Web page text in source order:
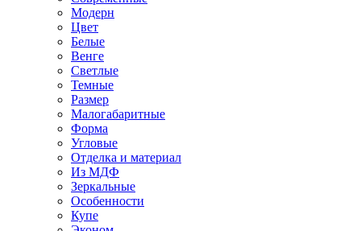
Модерн
Цвет
Белые
Венге
Светлые
Темные
Размер
Малогабаритные
Форма
Угловые
Отделка и материал
Из МДФ
Зеркальные
Особенности
Купе